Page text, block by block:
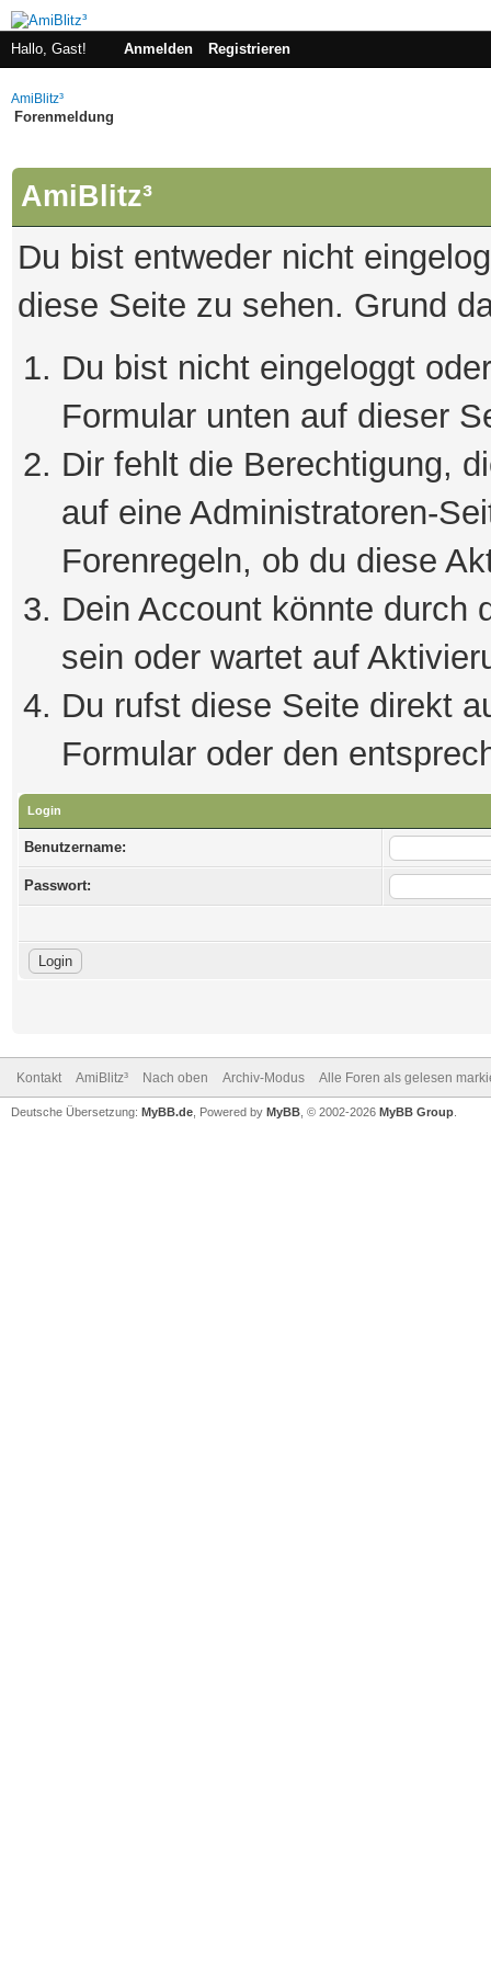
Hallo, Gast! Anmelden Registrieren
AmiBlitz³
Forenmeldung
AmiBlitz³
Du bist entweder nicht
diese Seite zu sehen. Grund
Du bist nicht eingeloggt
Formular unten auf dieser
Dir fehlt die Berechtigung,
auf eine Administratoren-
Forenregeln, ob du diese
Dein Account könnte durch
sein oder wartet auf
Du rufst diese Seite direkt
Formular oder den
Login
Benutzername:
Passwort:
Kontakt AmiBlitz³ Nach oben Archiv-Modus Alle Foren als gelesen
Deutsche Übersetzung: MyBB.de , Powered by MyBB , © 2002-2026 MyBB Group